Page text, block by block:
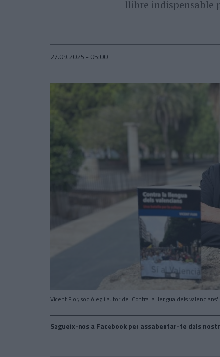
llibre indispensable
27.09.2025 - 05:00
Vicent Flor, sociòleg i autor de 'Contra la llengua dels valencians'
Segueix-nos a Facebook per assabentar-te dels